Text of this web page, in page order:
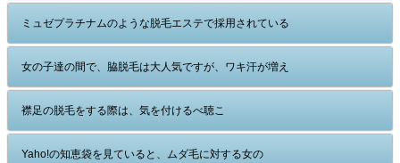
ミュゼプラチナムのような脱毛エステで採用されている
女の子達の間で、脇脱毛は大人気ですが、ワキ汗が増え
襟足の脱毛をする際は、気を付けるべ聴こ
Yaho!の知恵袋を見ていると、ムダ毛に対する女の